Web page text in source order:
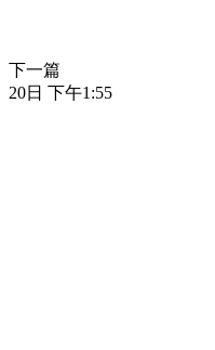
下一篇
20日 下午1:55